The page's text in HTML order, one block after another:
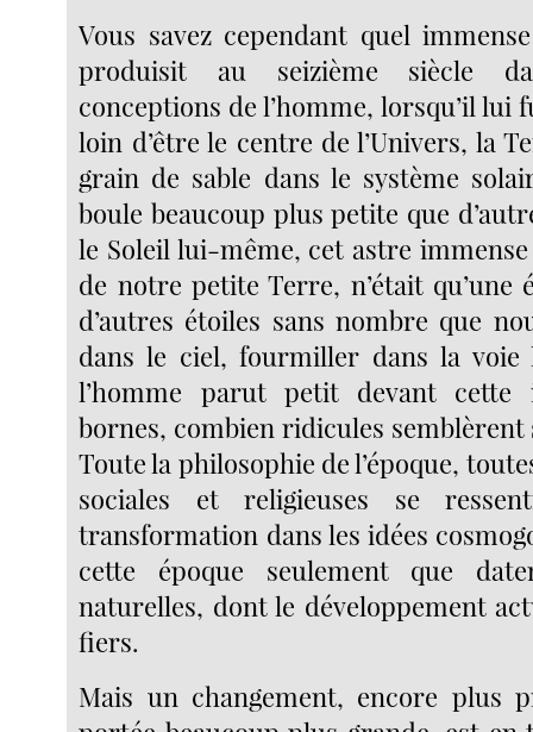
Vous savez cependant quel
produisit au seizième siècle
conceptions de l’homme, lorsqu’il lui
loin d’être le centre de l’Univers, la
grain de sable dans le système
boule beaucoup plus petite que
le Soleil lui-même, cet astre
de notre petite Terre, n’était
d’autres étoiles sans nombre que
dans le ciel, fourmiller dans la voie
l’homme parut petit devant cette
bornes, combien ridicules
Toute la philosophie de l’époque,
sociales et religieuses se
transformation dans les idées
cette époque seulement que
naturelles, dont le développement
fiers.
Mais un changement, encore plus